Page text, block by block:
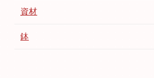
資材
鉢